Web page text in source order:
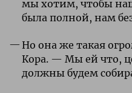
мы хотим, чтобы
была полной, нам
Но она же такая
Кора. — Мы ей что,
должны будем